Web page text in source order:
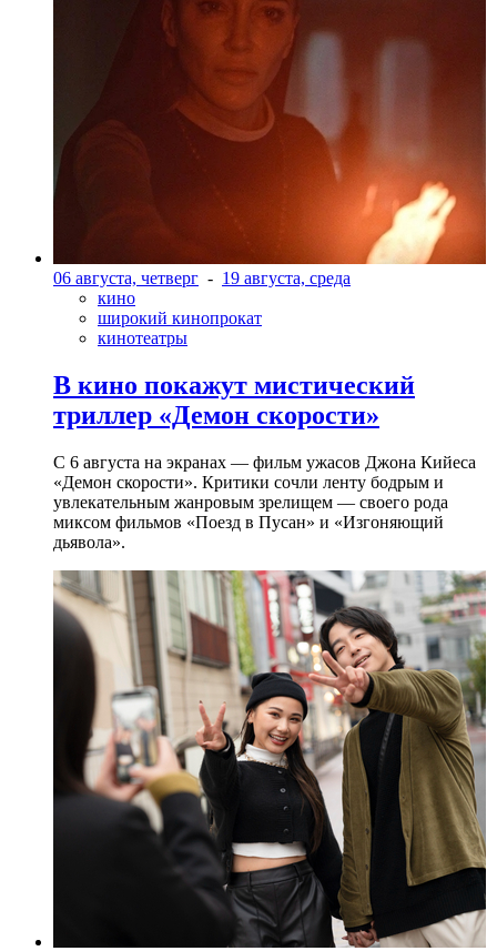
06 августа, четверг - 19 августа, среда
кино
широкий кинопрокат
кинотеатры
В кино покажут мистический
триллер «Демон скорости»
С 6 августа на экранах — фильм ужасов Джона Кийеса
«Демон скорости». Критики сочли ленту бодрым и
увлекательным жанровым зрелищeм — своего рода
миксом фильмов «Поезд в Пусан» и «Изгоняющий
дьявола».